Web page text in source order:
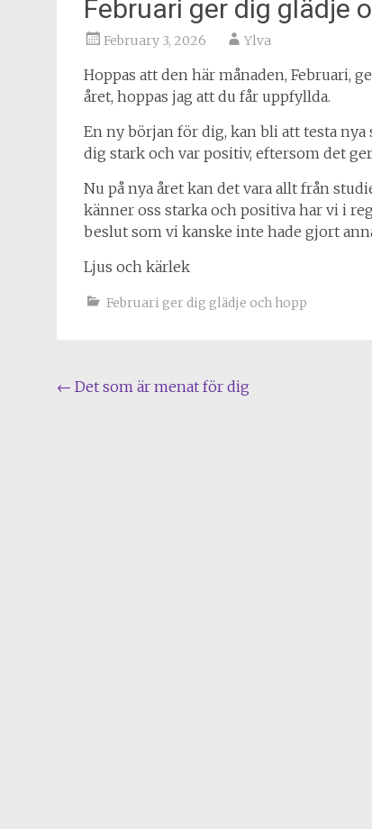
Februari ger dig glädje
February 3, 2026 Ylva
Hoppas att den här månaden, Februari,
året, hoppas jag att du får uppfyllda.
En ny början för dig, kan bli att testa
dig stark och var positiv, eftersom det
Nu på nya året kan det vara allt från
känner oss starka och positiva har vi i
beslut som vi kanske inte hade gjort
Ljus och kärlek
Februari ger dig glädje och hopp
Post
← Det som är menat för dig